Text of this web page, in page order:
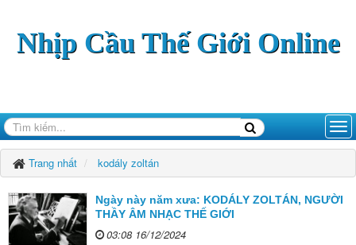
Nhịp Cầu Thế Giới Online
Trang nhất kodály zoltán
Ngày này năm xưa: KODÁLY ZOLTÁN, NGƯỜI
THẦY ÂM NHẠC THẾ GIỚI
03:08 16/12/2024